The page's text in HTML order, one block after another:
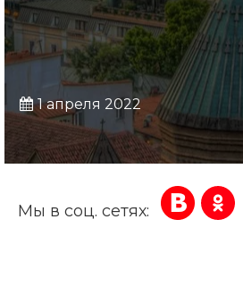
1 апреля 2022
Мы в соц. сетях: